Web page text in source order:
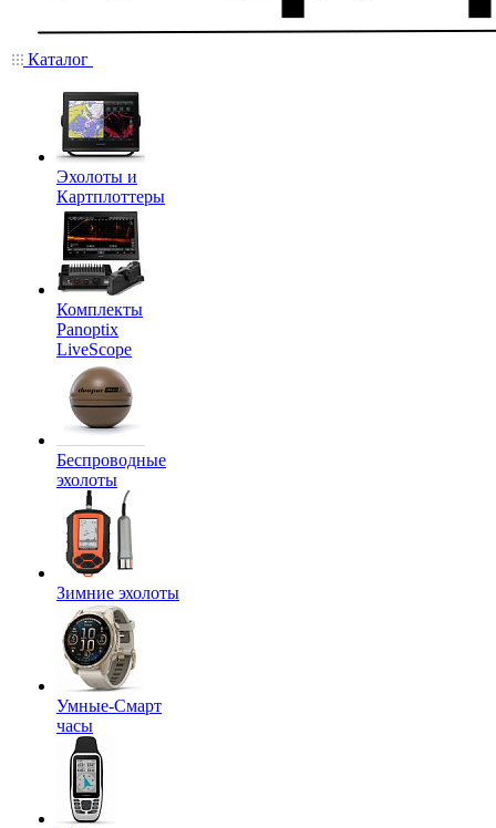
Каталог
Эхолоты и
Картплоттеры
Комплекты
Panoptix
LiveScope
Беспроводные
эхолоты
Зимние эхолоты
Умные-Смарт
часы